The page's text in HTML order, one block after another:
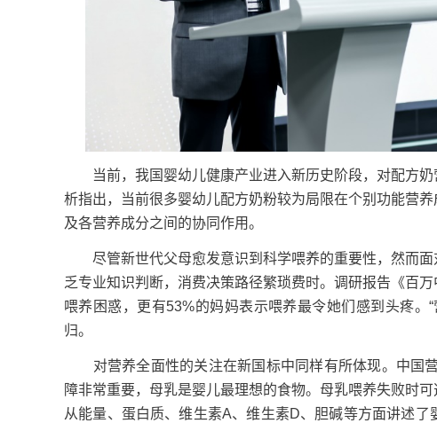
当前，我国婴幼儿健康产业进入新历史阶段，对配方奶
析指出，当前很多婴幼儿配方奶粉较为局限在个别功能营
及各营养成分之间的协同作用。
尽管新世代父母愈发意识到科学喂养的重要性，然而面
乏专业知识判断，消费决策路径繁琐费时。调研报告《百
喂养困惑，更有53%的妈妈表示喂养最令她们感到头疼。
归。
对营养全面性的关注在新国标中同样有所体现。中国
障非常重要，母乳是婴儿最理想的食物。母乳喂养失败时
从能量、蛋白质、维生素A、维生素D、胆碱等方面讲述